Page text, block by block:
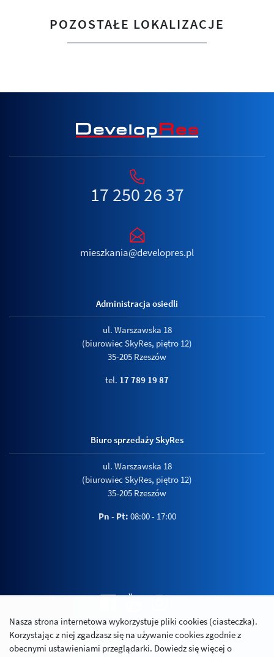
POZOSTAŁE LOKALIZACJE
17 250 26 37
mieszkania@developres.pl
Administracja osiedli
ul. Warszawska 18
(biurowiec SkyRes, piętro 12)
35-205 Rzeszów
tel. 17 789 19 87
Biuro sprzedaży SkyRes
ul. Warszawska 18
(biurowiec SkyRes, piętro 12)
35-205 Rzeszów
Pn - Pt: 08:00 - 17:00
Polityka prywatności
Relacje inwestorskie
Nasza strona internetowa wykorzystuje pliki cookies (ciasteczka).
Korzystając z niej zgadzasz się na używanie cookies zgodnie z
obecnymi ustawieniami przeglądarki. Dowiedz się więcej o